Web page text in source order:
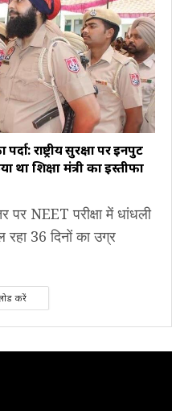
राष्ट्रीय सुरक्षा पर इनपुट
था शिक्षा मंत्री का इस्तीफा
पर NEET परीक्षा में धांधली
36 दिनों का उग्र
करें